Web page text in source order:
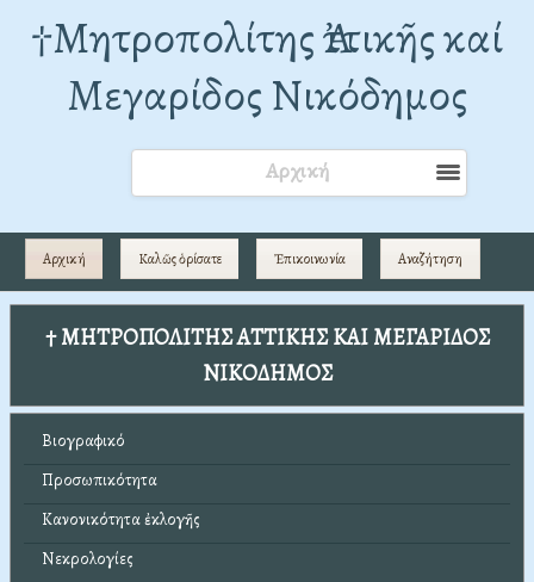
†Mητροπολίτης Ἀττικῆς καί
Μεγαρίδος Νικόδημος
Αρχική
Αρχική Καλῶς ὁρίσατε Ἐπικοινωνία Αναζήτηση
† ΜΗΤΡΟΠΟΛΙΤΗΣ ΑΤΤΙΚΗΣ ΚΑΙ ΜΕΓΑΡΙΔΟΣ
ΝΙΚΟΔΗΜΟΣ
Βιογραφικό
Προσωπικότητα
Κανονικότητα ἐκλογῆς
Νεκρολογίες